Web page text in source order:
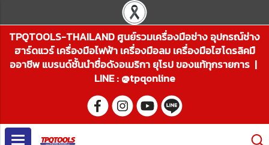
TPQTOOLS-THAILAND ศูนย์รวมเครื่องมือช่าง อุปกรณ์ช่าง
ฮาร์ดแวร์ เครื่องมือไฟฟ้า เครื่องมือลม เครื่องมือไฮโดรลิคมื
ออาชีพ แบรนด์ชั้นนำชื่อดังอเมริกา ยุโรป ของแท้ทุกรายการ |
LINE : @tpqonline